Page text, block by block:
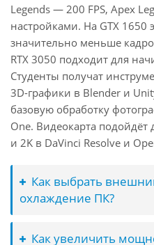
Legends — 200 FPS, Apex
настройками. На GTX 1650
значительно меньше
RTX 3050 подходит для
Студенты получат
3D-графики в Blender и
базовую обработку
One. Видеокарта
и 2K в DaVinci Resolve и
Как выбрать
охлаждение ПК?
Как увеличить